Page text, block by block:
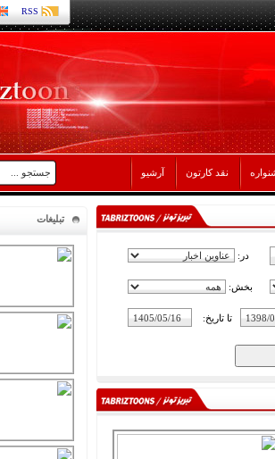
RSS
نقد کارتون آرشیو
در:
بخش:
تا تاریخ:
تبلیغات